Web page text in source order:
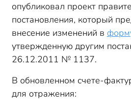
опубликовал проект
постановления, который
внесение изменений в
утвержденную другим
26.12.2011 № 1137.
В обновленном счете-
для отражения: